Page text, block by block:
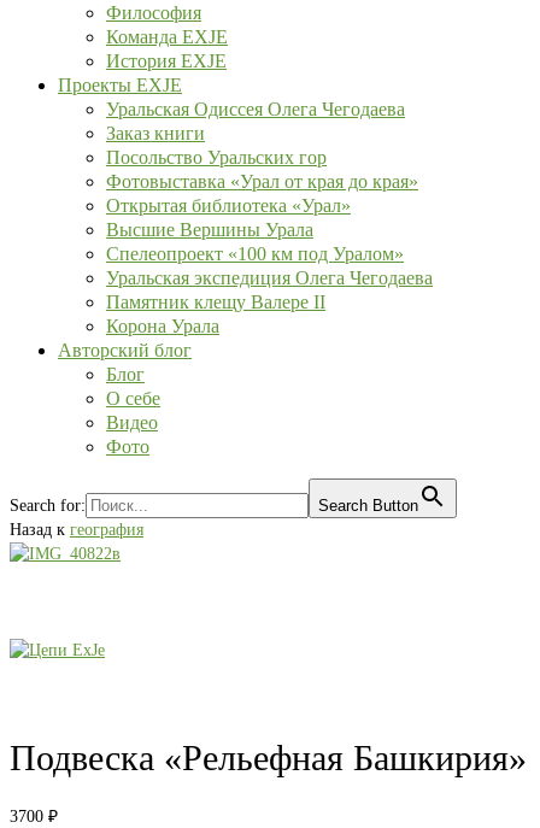
Философия
Команда EXJE
История EXJE
Проекты EXJE
Уральская Одиссея Олега Чегодаева
Заказ книги
Посольство Уральских гор
Фотовыставка «Урал от края до края»
Открытая библиотека «Урал»
Высшие Вершины Урала
Спелеопроект «100 км под Уралом»
Уральская экспедиция Олега Чегодаева
Памятник клещу Валере II
Корона Урала
Авторский блог
Блог
О себе
Видео
Фото
Search for:
Search Button
Назад к география
Подвеска «Рельефная Башкирия»
3700 ₽